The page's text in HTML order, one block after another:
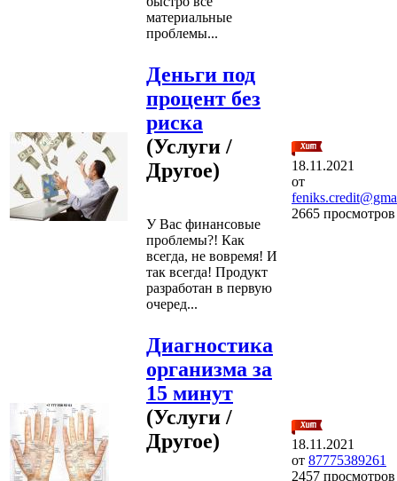
материальные
проблемы...
Деньги под
процент без
риска
(Услуги /
Другое)
У Вас финансовые
проблемы?! Как
всегда, не вовремя! И
так всегда! Продукт
разработан в первую
очеред...
18.11.2021
от
2665 просмотров
Диагностика
организма за
15 минут
(Услуги /
Другое)
18.11.2021
от 87775389261
2457 просмотров